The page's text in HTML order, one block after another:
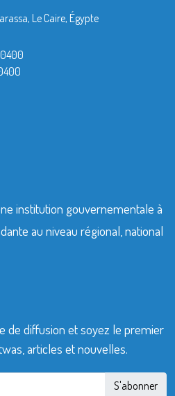
Le Caire, Égypte
institution gouvernementale à
au niveau régional, national
de diffusion et soyez le premier
articles et nouvelles.
S'abonner